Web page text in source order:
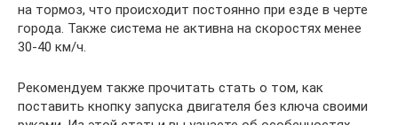
на тормоз, что происходит постоянно при езде в черте
города. Также система не активна на скоростях менее
30-40 км/ч.
Рекомендуем также прочитать стать о том, как
поставить кнопку запуска двигателя без ключа своими